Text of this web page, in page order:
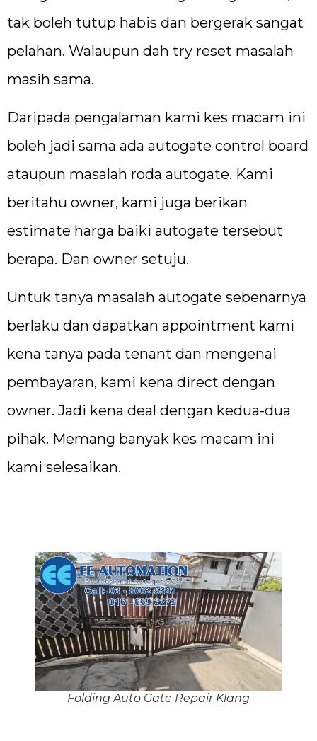
tak boleh tutup habis dan bergerak sangat
pelahan. Walaupun dah try reset masalah
masih sama.
Daripada pengalaman kami kes macam ini
boleh jadi sama ada autogate control board
ataupun masalah roda autogate. Kami
beritahu owner, kami juga berikan
estimate harga baiki autogate tersebut
berapa. Dan owner setuju.
Untuk tanya masalah autogate sebenarnya
berlaku dan dapatkan appointment kami
kena tanya pada tenant dan mengenai
pembayaran, kami kena direct dengan
owner. Jadi kena deal dengan kedua-dua
pihak. Memang banyak kes macam ini
kami selesaikan.
Folding Auto Gate Repair Klang